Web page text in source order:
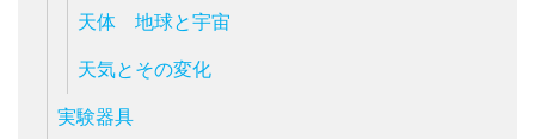
天体 地球と宇宙
天気とその変化
実験器具